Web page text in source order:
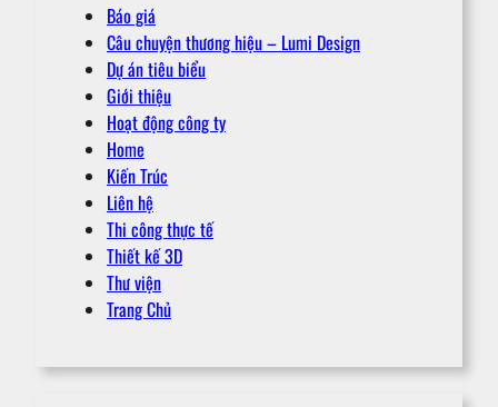
Báo giá
Câu chuyện thương hiệu – Lumi Design
Dự án tiêu biểu
Giới thiệu
Hoạt động công ty
Home
Kiến Trúc
Liên hệ
Thi công thực tế
Thiết kế 3D
Thư viện
Trang Chủ